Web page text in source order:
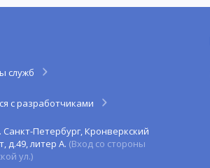
служб
с разработчиками
Санкт-Петербург, Кронверкский
д.49, литер А. (Вход со стороны
ул.)